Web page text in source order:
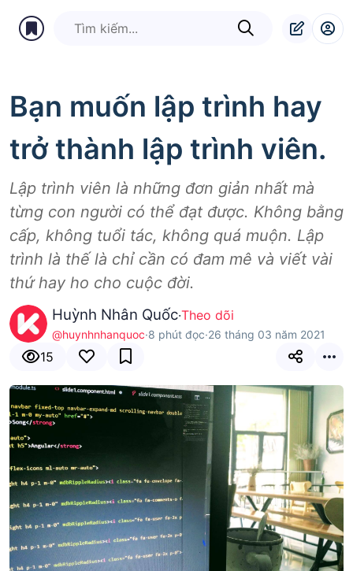
Bạn muốn lập trình hay
trở thành lập trình viên.
Lập trình viên là những đơn giản nhất mà
từng con người có thể đạt được. Không bằng
cấp, không tuổi tác, không quá muộn. Lập
trình là thế là chỉ cần có đam mê và viết vài
thứ hay ho cho cuộc đời.
Huỳnh Nhân Quốc·Theo dõi
@huynhnhanquoc·8 phút đọc·26 tháng 03 năm 2021
15